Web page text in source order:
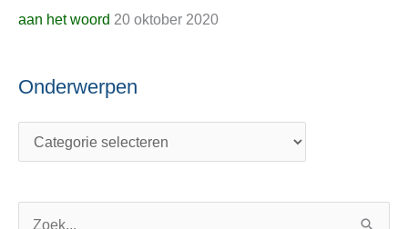
aan het woord 20 oktober 2020
Onderwerpen